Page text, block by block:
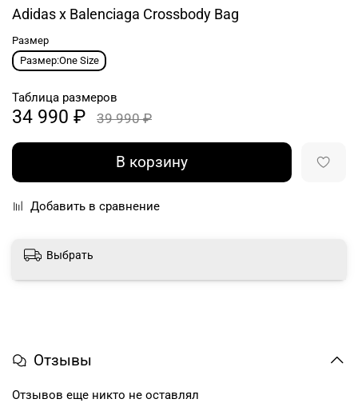
Adidas x Balenciaga Crossbody Bag
Размер
Размер:One Size
Таблица размеров
34 990 ₽ 39 990 ₽
В корзину
Добавить в сравнение
Выбрать
Отзывы
Отзывов еще никто не оставлял